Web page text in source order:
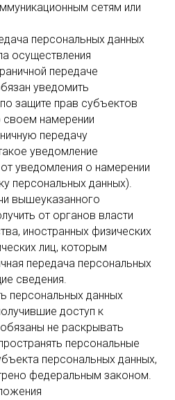
сетям или
персональных данных
осуществления
передаче
уведомить
защите прав субъектов
своем намерении
передачу
уведомление
уведомления о намерении
персональных данных).
вышеуказанного
от органов власти
иностранных физических
лиц, которым
передача персональных
сведения.
персональных данных
доступ к
не раскрывать
персональные
персональных данных,
федеральным законом.